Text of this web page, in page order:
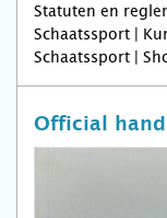
Statuten en
Schaatssport |
Schaatssport |
Official